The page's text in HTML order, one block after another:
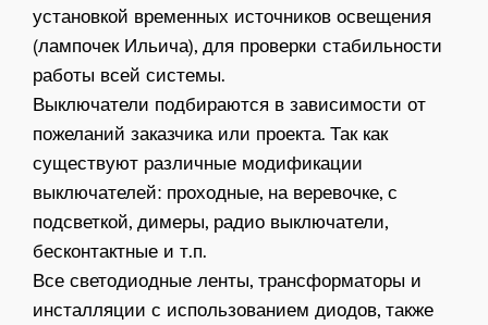
установкой временных источников освещения
(лампочек Ильича), для проверки стабильности
работы всей системы.
Выключатели подбираются в зависимости от
пожеланий заказчика или проекта. Так как
существуют различные модификации
выключателей: проходные, на веревочке, с
подсветкой, димеры, радио выключатели,
бесконтактные и т.п.
Все светодиодные ленты, трансформаторы и
инсталляции с использованием диодов, также